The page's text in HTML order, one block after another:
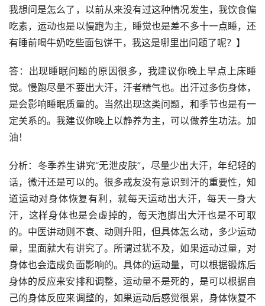
我想问是怎么了，以前从来没有过这种情况发生，我饮食偏
吃素，运动也是以慢跑为主，睡觉也是差不多十一点睡，还
有睡前喝牛奶吃些面包饼干，我这是哪里出问题了呢？】
答：出现睡眠问题的原因很多，我建议你晚上早点上床睡
觉。慢跑尽量不要出大汗，汗者精气也。出汗过多伤身体，
是会影响睡眠质量的。当然出现这类问题，和季节也是有一
定关系的。我建议你晚上以静养为主，可以做养生功法。加
油！
分析：冬季养生讲究“无泄皮肤”，尽量少出大汗，年纪轻的
话，微汗还是可以的。很多戒友没有意识到汗的重要性，知
道运动对身体恢复有利，就每天运动出大汗，每天一身大
汗，这样身体也是会虚掉的，每天泡脚出大汗也是不可取
的。中医讲动则不衰、动则升阳，但具体怎么动，多少运动
量，里面就大有讲究了。所谓过犹不及，如果运动过量，对
身体也会造成负面影响的。具体的运动量，可以根据锻炼后
身体的反应来安排和调整，运动量不是死的，是可以根据自
己的身体反应来调整的，如果运动后感觉很累，身体恢复不